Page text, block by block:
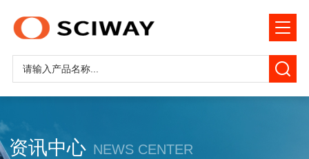
资讯中心 NEWS CENTER